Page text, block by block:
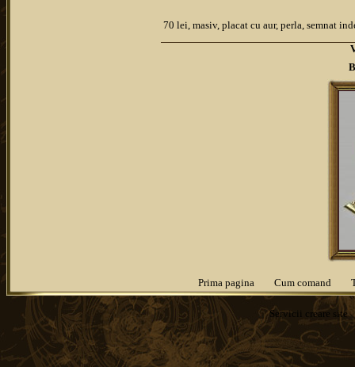
70 lei, masiv, placat cu aur, perla, semnat
Prima pagina Cum comand
Servicii creare site